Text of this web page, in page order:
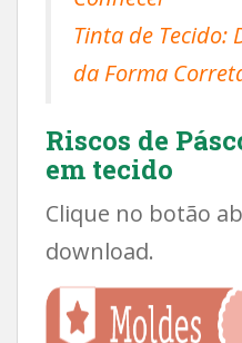
Tinta de Tecido:
da Forma
Riscos de
em tecido
Clique no botão
download.